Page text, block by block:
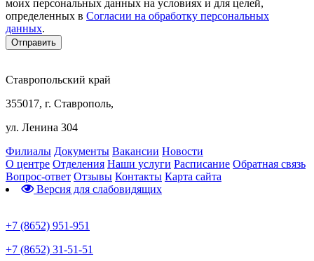
моих персональных данных на условиях и для целей,
определенных в Согласии на обработку персональных
данных.
Ставропольский край
355017, г. Ставрополь,
ул. Ленина 304
Филиалы Документы Вакансии Новости
О центре Отделения Наши услуги Расписание Обратная связь
Вопрос-ответ Отзывы Контакты Карта сайта
Версия для слабовидящих
+7 (8652) 951-951
+7 (8652) 31-51-51